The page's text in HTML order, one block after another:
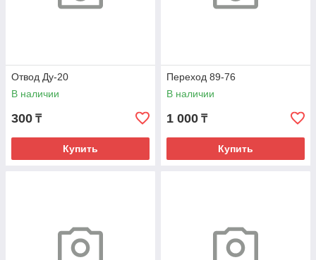
Отвод Ду-20
В наличии
300 ₸
Купить
Переход 89-76
В наличии
1 000 ₸
Купить